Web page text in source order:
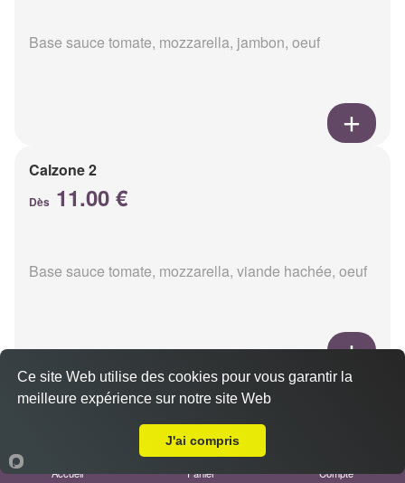
Base sauce tomate, mozzarella, jambon, oeuf
Calzone 2
Dès 11.00 €
Base sauce tomate, mozzarella, viande hachée, oeuf
Calzon 3
Accueil Panier Compte
Ce site Web utilise des cookies pour vous garantir la
meilleure expérience sur notre site Web
J'ai compris